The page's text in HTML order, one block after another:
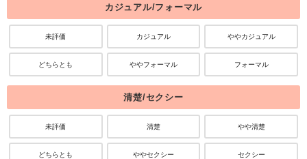
カジュアル/フォーマル
未評価 カジュアル ややカジュアル
どちらとも ややフォーマル フォーマル
清楚/セクシー
未評価 清楚 やや清楚
どちらとも ややセクシー セクシー